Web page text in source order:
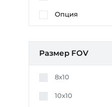
Опция
Размер FOV
8x10
10x10